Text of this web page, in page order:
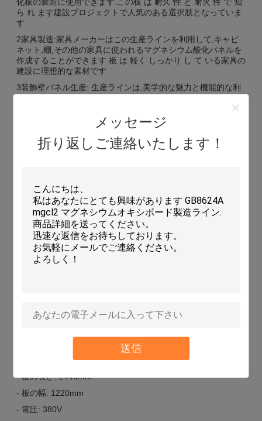
メッセージ
折り返しご連絡いたします！
送信
ら れ ます建設プロジェクトで人気のある選択肢となっていま
す
2家具製造:家具メーカーはこの生産ラインを利用して,キャビ
ネット,棚,その他の家具に使われるマグネシウム酸化パネルを
作成することができます.板 は 軽く しっかり し て いる家具の
建設に理想的な素材です
3装飾壁パネル生産: 生産ラインは,美学的な魅力と機能的な利
す.このパネル は 家 の 内装 の デザイン を 強化 する商業用ス
4工業用:この機器によって生産されるマグネシウム酸化板は,
音絶,耐熱,湿度管理自動車,海洋,航空宇宙などの産業は,これら
は,高品質のマグネシウム酸化板の生産のための汎用的で効率
的なソリューションです.その半自動操作は,PLC制御システム
生産能力を向上させたい企業にとって貴重な資産です.
カスタマイズ:
- モデル番号:XD
- 容量: シフトあたり1500枚
- 板の長さ: 2440mm
- 板の幅: 1220mm
- 電圧: 380V